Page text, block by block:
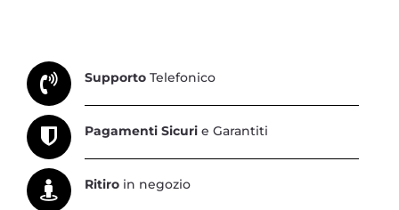
Supporto Telefonico
Pagamenti Sicuri e Garantiti
Ritiro in negozio